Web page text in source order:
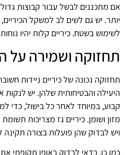
אם מתכננים לבשל עבור קבוצות
יותר. יש גם לשים לב למשקל
לשימוש בשטח. כיריים קלות יהיו
תחזוקה ושמירה על
תחזוקה נכונה של כיריים ניידות
היעילה והבטיחותית שלהן. יש
קבוע, במיוחד לאחר כל בישול, כדי
מזון ושומן. כיריים גז מצריכות
ויש לבדוק שהן פועלות בצורה תקינה
כמו כן, כדאי לבדוק באופן תקופתי